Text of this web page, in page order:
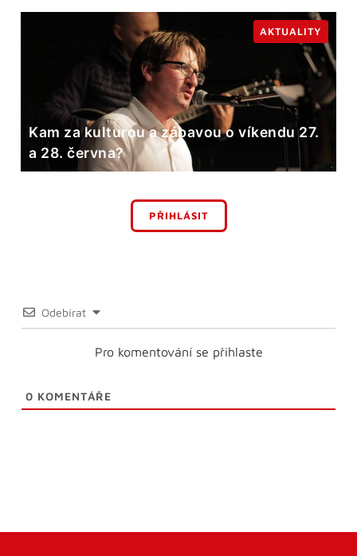
Kam za kulturou a zábavou o víkendu 27.
a 28. června?
AKTUALITY
PŘIHLÁSIT
Odebírat
Pro komentování se přihlaste
0 KOMENTÁŘE